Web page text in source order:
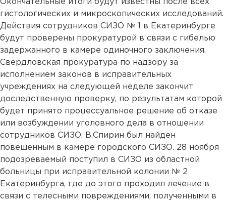
Окончательные итоги будут известны после всех
гистологических и микроскопических исследований.
Действия сотрудников СИЗО № 1 в Екатеринбурге
будут проверены прокуратурой в связи с гибелью
задержанного в камере одиночного заключения.
Свердловская прокуратура по надзору за
исполнением законов в исправительных
учреждениях на следующей неделе закончит
доследственную проверку, по результатам которой
будет принято процессуальное решение об отказе
или возбуждении уголовного дела в отношении
сотрудников СИЗО. В.Спирин был найден
повешенным в камере городского СИЗО. 28 ноября
подозреваемый поступил в СИЗО из областной
больницы при исправительной колонии № 2
Екатеринбурга, где до этого проходил лечение в
связи с телесными повреждениями, полученными в